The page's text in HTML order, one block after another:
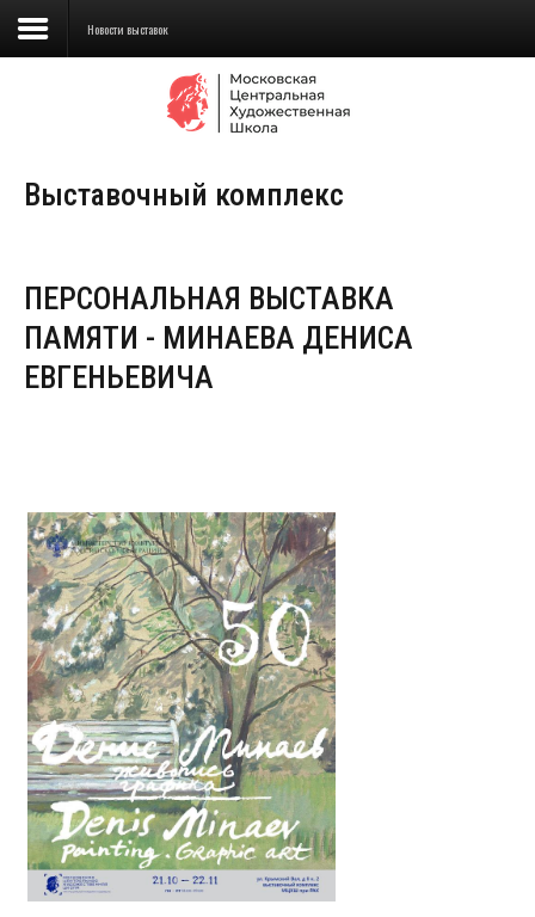
Сведения об образовательной
Школа
Детская Художественная школа
Поступающим
Курсы повышения квалификации
Центр непрерывного образования
Конкурсы
Творческий инкубатор
Новости выставок
Выставочный комплекс
ПЕРСОНАЛЬНАЯ ВЫСТАВКА
ПАМЯТИ - МИНАЕВА ДЕНИСА
ЕВГЕНЬЕВИЧА